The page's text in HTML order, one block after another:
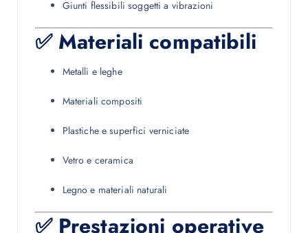
Giunti flessibili soggetti a vibrazioni
✅ Materiali compatibili
Metalli e leghe
Materiali compositi
Plastiche e superfici verniciate
Vetro e ceramica
Legno e materiali naturali
✅ Prestazioni operative